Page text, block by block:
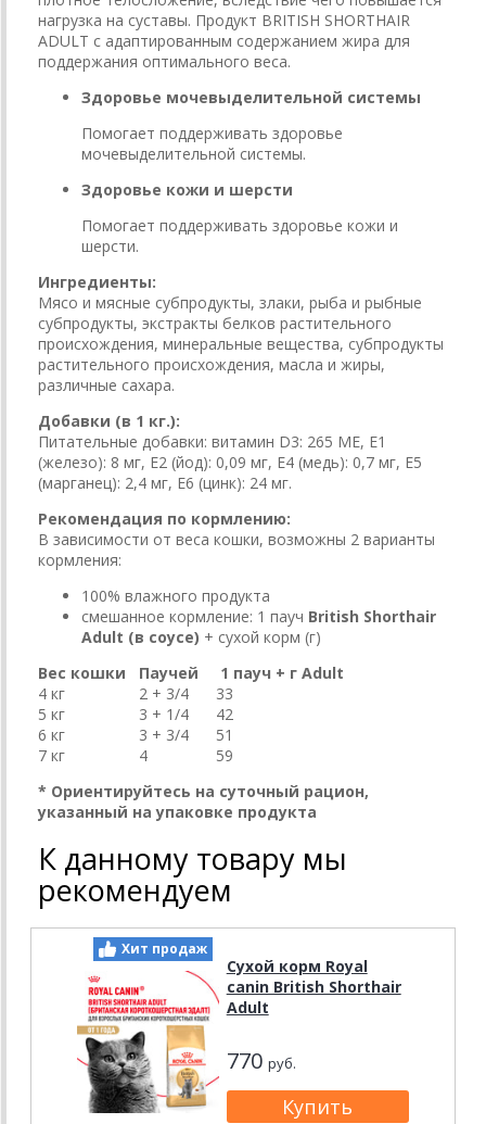
нагрузка на суставы. Продукт BRITISH SHORTHAIR
ADULT с адаптированным содержанием жира для
поддержания оптимального веса.
Здоровье мочевыделительной системы
Помогает поддерживать здоровье
мочевыделительной системы.
Здоровье кожи и шерсти
Помогает поддерживать здоровье кожи и
шерсти.
Ингредиенты:
Мясо и мясные субпродукты, злаки, рыба и рыбные
субпродукты, экстракты белков растительного
происхождения, минеральные вещества, субпродукты
растительного происхождения, масла и жиры,
различные сахара.
Добавки (в 1 кг.):
Питательные добавки: витамин D3: 265 МЕ, E1
(железо): 8 мг, E2 (йод): 0,09 мг, E4 (медь): 0,7 мг, E5
(марганец): 2,4 мг, E6 (цинк): 24 мг.
Рекомендация по кормлению:
В зависимости от веса кошки, возможны 2 варианты
кормления:
100% влажного продукта
смешанное кормление: 1 пауч British Shorthair
Adult (в соусе) + сухой корм (г)
Вес кошки Паучей
1 пауч + г Adult
4 кг
2 + 3/4
33
5 кг
3 + 1/4
42
6 кг
3 + 3/4
51
7 кг
4
59
* Ориентируйтесь на суточный рацион,
указанный на упаковке продукта
К данному товару мы
рекомендуем
Хит продаж
Сухой корм Royal
canin British Shorthair
Adult
770 руб.